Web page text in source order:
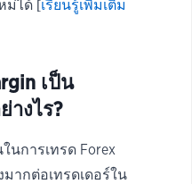
ม่ได้ [เรียนรู้เพิ่มเติม
เป็น
งไร?
นการเทรด Forex
ากต่อเทรดเดอร์ใน